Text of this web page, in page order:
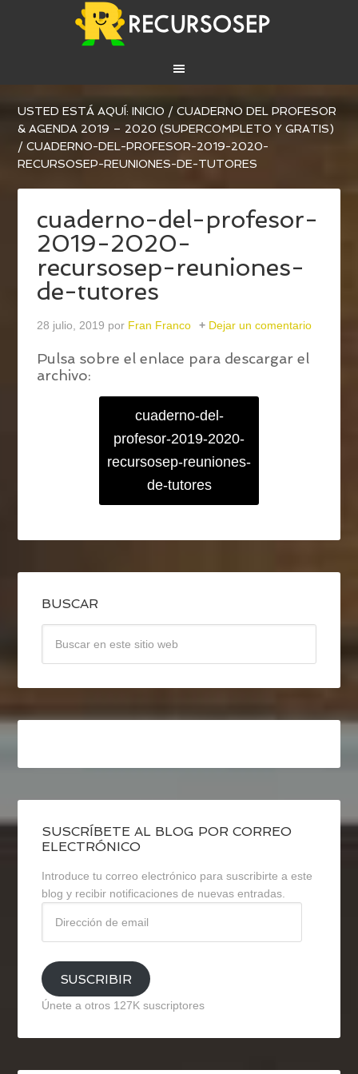
USTED ESTÁ AQUÍ:INICIO / CUADERNO DEL PROFESOR
& AGENDA 2019 – 2020 (SUPERCOMPLETO Y GRATIS)
/ CUADERNO-DEL-PROFESOR-2019-2020-
RECURSOSEP-REUNIONES-DE-TUTORES
cuaderno-del-profesor-
2019-2020-
recursosep-reuniones-
de-tutores
28 julio, 2019 por Fran Franco Dejar un comentario
Pulsa sobre el enlace para descargar el
archivo:
cuaderno-del-
profesor-2019-2020-
recursosep-reuniones-
de-tutores
BUSCAR
SUSCRÍBETE AL BLOG POR CORREO
ELECTRÓNICO
Introduce tu correo electrónico para suscribirte a este
blog y recibir notificaciones de nuevas entradas.
email
SUSCRIBIR
Únete a otros 127K suscriptores